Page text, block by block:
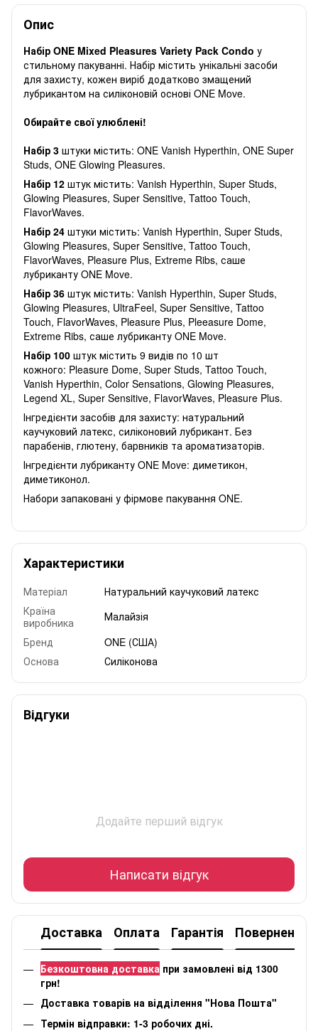
Опис
Набір ONE Mixed Pleasures Variety Pack Condo у
стильному пакуванні. Набір містить унікальні засоби
для захисту, кожен виріб додатково змащений
лубрикантом на силіконовій основі ONE Move.
Обирайте свої улюблені!
Набір 3 штуки містить: ONE Vanish Hyperthin, ONE Super
Studs, ONE Glowing Pleasures.
Набір 12 штук містить: Vanish Hyperthin, Super Studs,
Glowing Pleasures, Super Sensitive, Tattoo Touch,
FlavorWaves.
Набір 24 штуки містить: Vanish Hyperthin, Super Studs,
Glowing Pleasures, Super Sensitive, Tattoo Touch,
FlavorWaves, Pleasure Plus, Extreme Ribs, саше
лубриканту ONE Move.
Набір 36 штук містить: Vanish Hyperthin, Super Studs,
Glowing Pleasures, UltraFeel, Super Sensitive, Tattoo
Touch, FlavorWaves, Pleasure Plus, Pleeasure Dome,
Extreme Ribs, саше лубриканту ONE Move.
Набір 100 штук містить 9 видів по 10 шт
кожного: Pleasure Dome, Super Studs, Tattoo Touch,
Vanish Hyperthin, Color Sensations, Glowing Pleasures,
Legend XL, Super Sensitive, FlavorWaves, Pleasure Plus.
Інгредієнти засобів для захисту: натуральний
каучуковий латекс, силіконовий лубрикант. Без
парабенів, глютену, барвників та ароматизаторів.
Інгредієнти лубриканту ONE Move: диметикон,
диметиконол.
Набори запаковані у фірмове пакування ONE.
Характеристики
Матеріал
Натуральний каучуковий латекс
Країна
виробника
Малайзія
Бренд
ONE (США)
Основа
Силіконова
Відгуки
Додайте перший відгук
Написати відгук
Доставка Оплата Гарантія Повернення
Безкоштовна доставка при замовлені від 1300
грн!
Доставка товарів на відділення "Нова Пошта"
Термін відправки: 1-3 робочих дні.